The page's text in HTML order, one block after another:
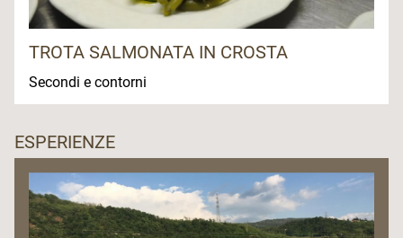
TROTA SALMONATA IN CROSTA
Secondi e contorni
ESPERIENZE